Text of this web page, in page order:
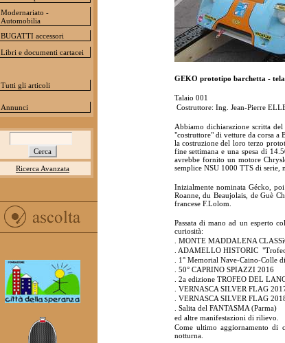
Modernariato -
Automobilia
BUGATTI accessori
Libri e documenti cartacei
Tutti gli articoli
Annunci
Ricerca Avanzata
GEKO prototipo barchetta -
Talaio 001
Costruttore: Ing. Jean-Pierre
Abbiamo dichiarazione scritta
"costruttore" di vetture da corsa a
la costruzione del loro terzo
fine settimana e una spesa di
avrebbe fornito un motore
semplice NSU 1000 TTS di serie,
Inizialmente nominata Gécko,
Roanne, du Beaujolais, de Guè
francese F.Lolom.
Passata di mano ad un esperto
curiosità:
. MONTE MADDALENA
. ADAMELLO HISTORIC
. 1° Memorial Nave-Caino-Colle
. 50° CAPRINO SPIAZZI 2016
. 2a edizione TROFEO DEL
. VERNASCA SILVER FLAG
. VERNASCA SILVER FLAG
. Salita del FANTASMA (Parma)
ed altre manifestazioni di rilievo.
Come ultimo aggiornamento di
notturna.